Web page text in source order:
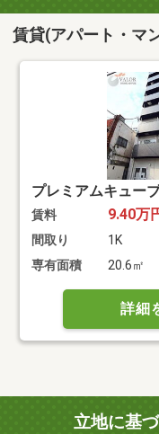
賃貸(アパート・マ
プレミアムキュー
賃料 9.40万
間取り
1K
専有面積
20.6㎡
詳細
立地に基